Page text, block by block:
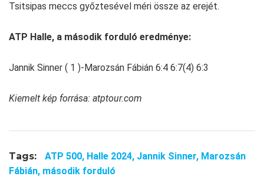
Tsitsipas meccs győztesével méri össze az erejét.
ATP Halle, a második forduló eredménye:
Jannik Sinner ( 1 )-Marozsán Fábián 6:4 6:7(4) 6:3
Kiemelt kép forrása: atptour.com
Tags: ATP 500, Halle 2024, Jannik Sinner, Marozsán
Fábián, második forduló